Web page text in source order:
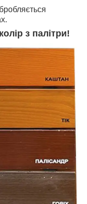
з палітри!